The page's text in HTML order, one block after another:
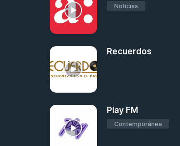
Noticias
Recuerdos
Play FM
Contemporánea